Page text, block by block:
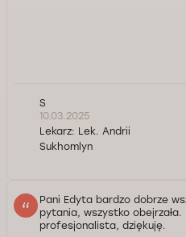
S
10.03.2025
Lekarz: Lek. Andrii
Sukhomlyn
Pani Edyta bardzo dobrze
pytania, wszystko obejrzała.
profesjonalista, dziękuję.